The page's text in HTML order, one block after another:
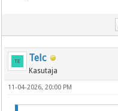
Telc
Kasutaja
11-04-2026, 20:00 PM